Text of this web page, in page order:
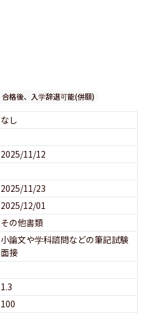
合格後、入学辞退可能(併願)
なし
2025/11/12
2025/11/23
2025/12/01
その他書類
小論文や学科諮問などの筆記試験
面接
1.3
100